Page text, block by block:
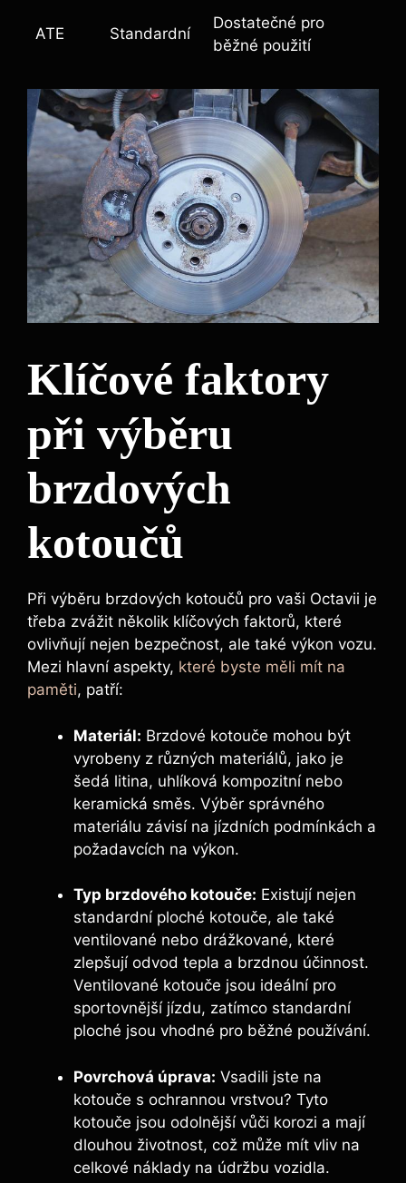
ATE Standardní
Dostatečné pro
běžné použití
Klíčové faktory
při výběru
brzdových
kotoučů
Při výběru brzdových kotoučů pro vaši Octavii je
třeba zvážit několik klíčových faktorů, které
ovlivňují nejen bezpečnost, ale také výkon vozu.
Mezi hlavní aspekty, které byste měli mít na
paměti, patří:
Materiál: Brzdové kotouče mohou být
vyrobeny z různých materiálů, jako je
šedá litina, uhlíková kompozitní nebo
keramická směs. Výběr správného
materiálu závisí na jízdních podmínkách a
požadavcích na výkon.
Typ brzdového kotouče: Existují nejen
standardní ploché kotouče, ale také
ventilované nebo drážkované, které
zlepšují odvod tepla a brzdnou účinnost.
Ventilované kotouče jsou ideální pro
sportovnější jízdu, zatímco standardní
ploché jsou vhodné pro běžné používání.
Povrchová úprava: Vsadili jste na
kotouče s ochrannou vrstvou? Tyto
kotouče jsou odolnější vůči korozi a mají
dlouhou životnost, což může mít vliv na
celkové náklady na údržbu vozidla.